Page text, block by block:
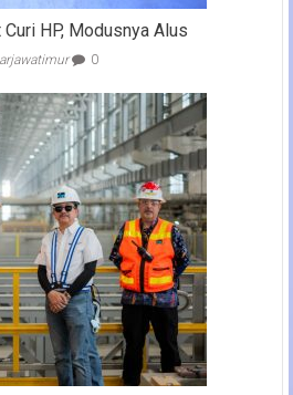
HP, Modusnya Alus
0